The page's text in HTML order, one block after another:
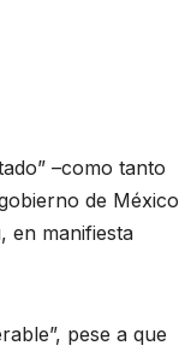
–como tanto
de México
en manifiesta
pese a que